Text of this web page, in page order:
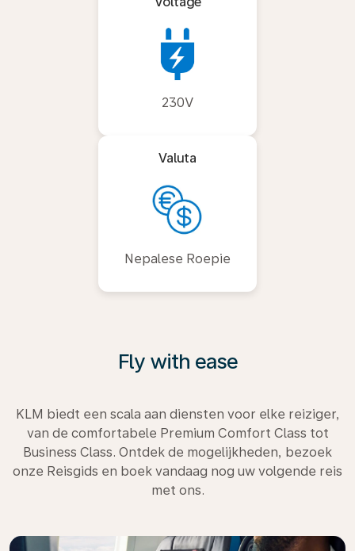
230V
Valuta
Nepalese Roepie
Fly with ease
KLM biedt een scala aan diensten voor elke reiziger,
van de comfortabele Premium Comfort Class tot
Business Class. Ontdek de mogelijkheden, bezoek
onze Reisgids en boek vandaag nog uw volgende reis
met ons.